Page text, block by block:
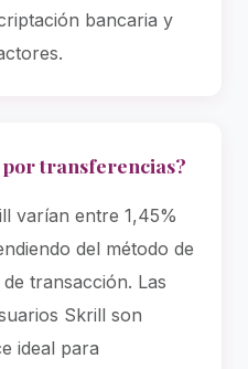
bancaria y
transferencias?
varían entre 1,45%
del método de
transacción. Las
Skrill son
ideal para